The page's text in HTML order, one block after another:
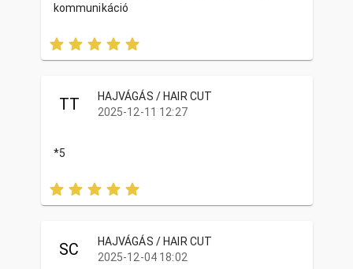
kommunikáció
TT
HAJVÁGÁS / HAIR CUT
2025-12-11 12:27
*5
SC
HAJVÁGÁS / HAIR CUT
2025-12-04 18:02